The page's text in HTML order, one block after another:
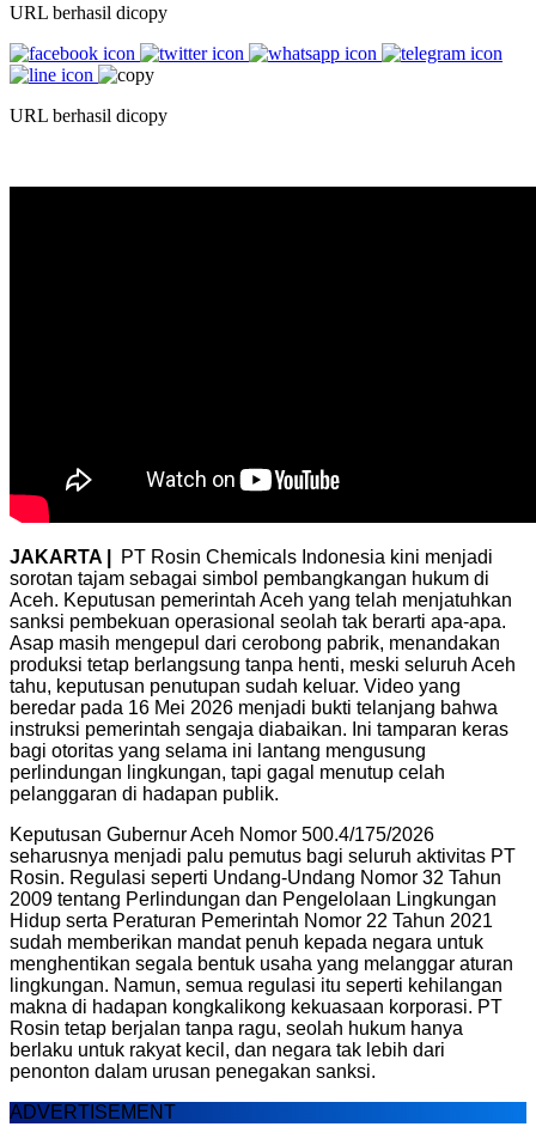
URL berhasil dicopy
URL berhasil dicopy
JAKARTA |
PT Rosin Chemicals Indonesia kini menjadi
sorotan tajam sebagai simbol pembangkangan hukum di
Aceh. Keputusan pemerintah Aceh yang telah menjatuhkan
sanksi pembekuan operasional seolah tak berarti apa-apa.
Asap masih mengepul dari cerobong pabrik, menandakan
produksi tetap berlangsung tanpa henti, meski seluruh Aceh
tahu, keputusan penutupan sudah keluar. Video yang
beredar pada 16 Mei 2026 menjadi bukti telanjang bahwa
instruksi pemerintah sengaja diabaikan. Ini tamparan keras
bagi otoritas yang selama ini lantang mengusung
perlindungan lingkungan, tapi gagal menutup celah
pelanggaran di hadapan publik.
Keputusan Gubernur Aceh Nomor 500.4/175/2026
seharusnya menjadi palu pemutus bagi seluruh aktivitas PT
Rosin. Regulasi seperti Undang-Undang Nomor 32 Tahun
2009 tentang Perlindungan dan Pengelolaan Lingkungan
Hidup serta Peraturan Pemerintah Nomor 22 Tahun 2021
sudah memberikan mandat penuh kepada negara untuk
menghentikan segala bentuk usaha yang melanggar aturan
lingkungan. Namun, semua regulasi itu seperti kehilangan
makna di hadapan kongkalikong kekuasaan korporasi. PT
Rosin tetap berjalan tanpa ragu, seolah hukum hanya
berlaku untuk rakyat kecil, dan negara tak lebih dari
penonton dalam urusan penegakan sanksi.
ADVERTISEMENT